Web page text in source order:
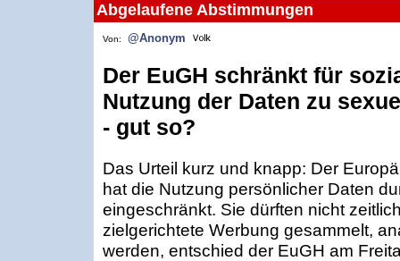
Abgelaufene Abstimmungen
Von: @Anonym
Der EuGH schränkt für
Nutzung der Daten zu
- gut so?
Das Urteil kurz und knapp: Der
hat die Nutzung persönlicher Daten
eingeschränkt. Sie dürften nicht
zielgerichtete Werbung gesammelt,
werden, entschied der EuGH am